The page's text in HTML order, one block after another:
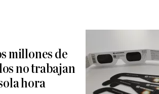
millones de
no trabajan
hora